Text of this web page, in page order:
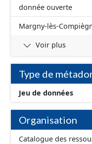
donnée ouverte
Margny-lès-
Voir plus
Type de
Jeu de données
Organisation
Catalogue des